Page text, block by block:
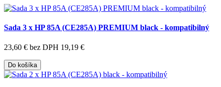
Sada 3 x HP 85A (CE285A) PREMIUM black - kompatibilný
23,60 € bez DPH 19,19 €
Do košíka